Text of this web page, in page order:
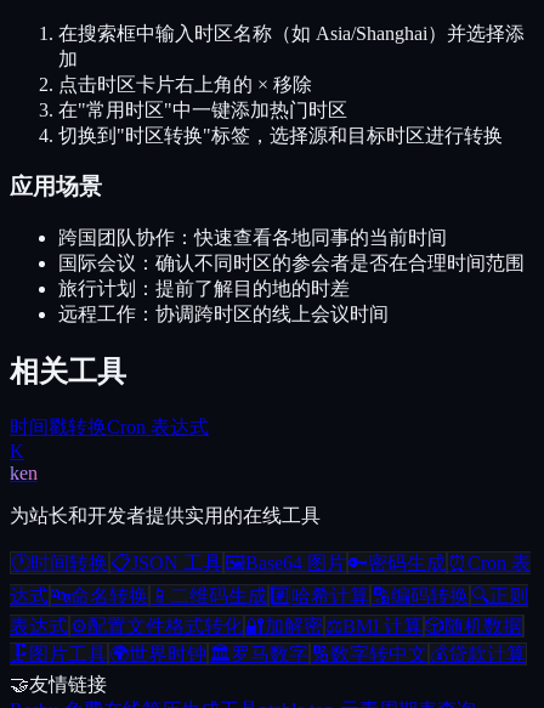
在搜索框中输入时区名称（如 Asia/Shanghai）并选择添
加
点击时区卡片右上角的 × 移除
在"常用时区"中一键添加热门时区
切换到"时区转换"标签，选择源和目标时区进行转换
应用场景
跨国团队协作：快速查看各地同事的当前时间
国际会议：确认不同时区的参会者是否在合理时间范围
旅行计划：提前了解目的地的时差
远程工作：协调跨时区的线上会议时间
相关工具
时间戳转换Cron 表达式
K
ken
为站长和开发者提供实用的在线工具
🕐时间转换 📋JSON 工具🖼️Base64 图片🔑密码生成 ⏰Cron 表
达式🔤命名转换 📱 二维码生成 #️⃣ 哈希计算 🔡编码转换 🔍正则
表达式⚙️配置文件格式转化🔐加解密⚖️BMI 计算🎲随机数据
🗜️ 图片工具🌍世界时钟 🏛️罗马数字 🔢数字转中文 💰贷款计算
🤝友情链接